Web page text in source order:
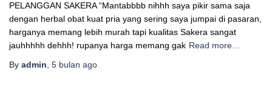
PELANGGAN SAKERA “Mantabbbb nihhh saya pikir sama saja
dengan herbal obat kuat pria yang sering saya jumpai di pasaran,
harganya memang lebih murah tapi kualitas Sakera sangat
jauhhhhh dehhh! rupanya harga memang gak Read more…
By admin 5 bulan ago